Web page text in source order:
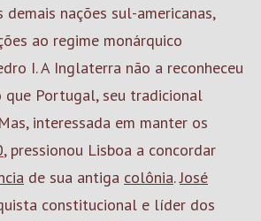
demais nações sul-americanas,
ao regime monárquico
I. A Inglaterra não a reconheceu
que Portugal, seu tradicional
interessada em manter os
, pressionou Lisboa a concordar
de sua antiga colônia.José
constitucional e líder dos